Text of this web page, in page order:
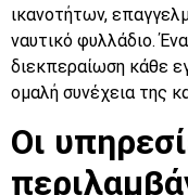
ικανοτήτων,
ναυτικό φυλλάδιο.
διεκπεραίωση κάθε
ομαλή συνέχεια της
Οι